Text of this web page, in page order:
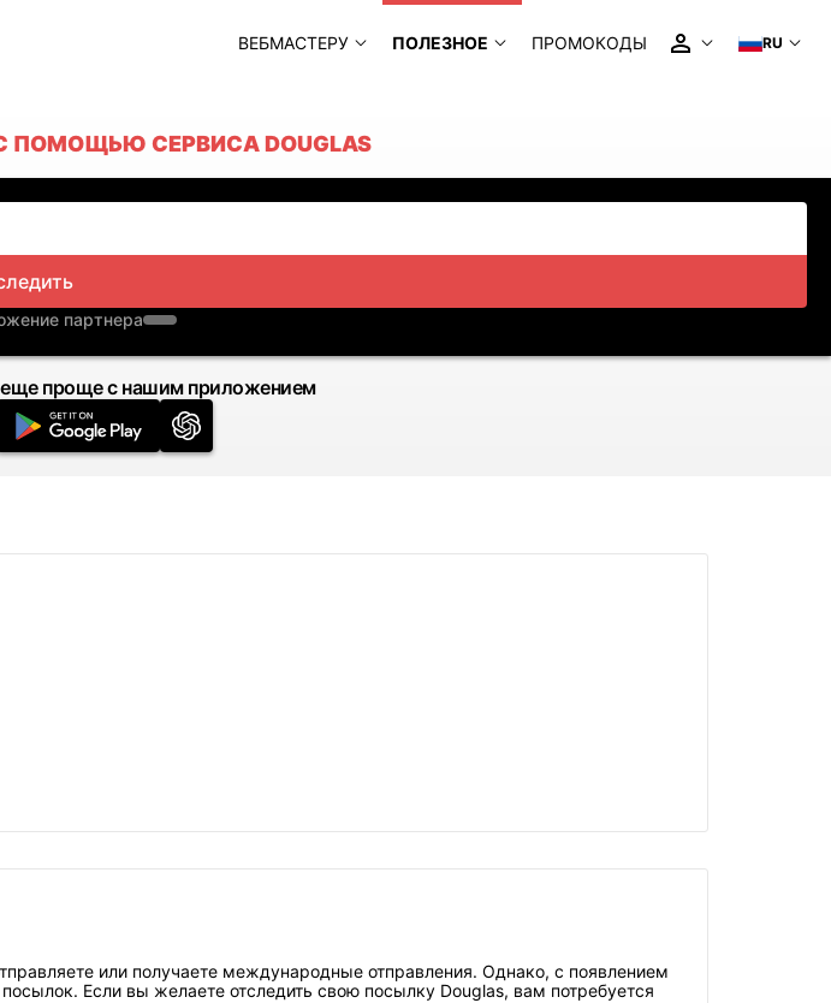
ВЕБМАСТЕРУ ПОЛЕЗНОЕ ПРОМОКОДЫ RU
СЕРВИСА DOUGLAS
партнера
проще с нашим приложением
или получаете международные отправления. Однако, с появлением
Если вы желаете отследить свою посылку Douglas, вам потребуется